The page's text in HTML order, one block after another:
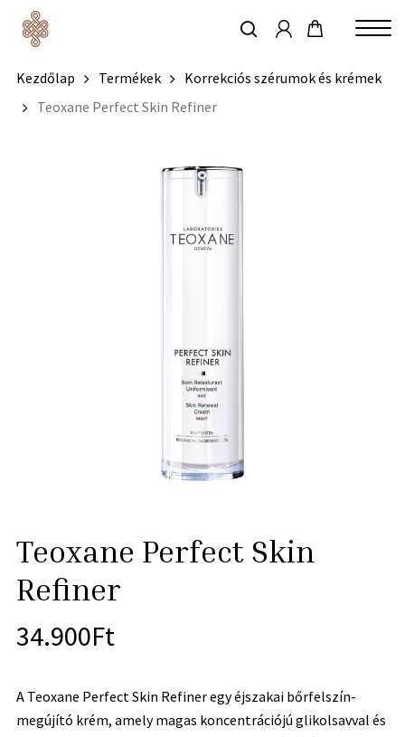
content
keresés
Kezdőlap Termékek
Korrekciós szérumok és krémek
Teoxane Perfect Skin Refiner
Teoxane Perfect Skin
Refiner
34.900Ft
A Teoxane Perfect Skin Refiner egy éjszakai bőrfelszín-
megújító krém, amely magas koncentrációjú glikolsavval és
Menu